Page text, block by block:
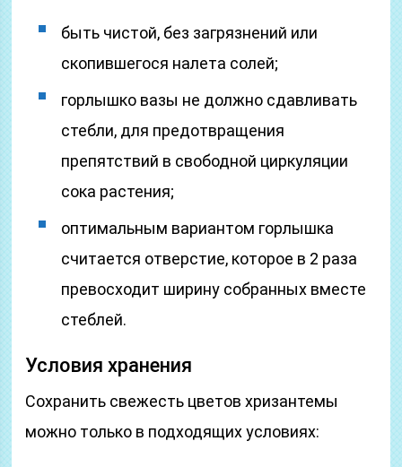
быть чистой, без загрязнений или
скопившегося налета солей;
горлышко вазы не должно сдавливать
стебли, для предотвращения
препятствий в свободной циркуляции
сока растения;
оптимальным вариантом горлышка
считается отверстие, которое в 2 раза
превосходит ширину собранных вместе
стеблей.
Условия хранения
Сохранить свежесть цветов хризантемы
можно только в подходящих условиях: